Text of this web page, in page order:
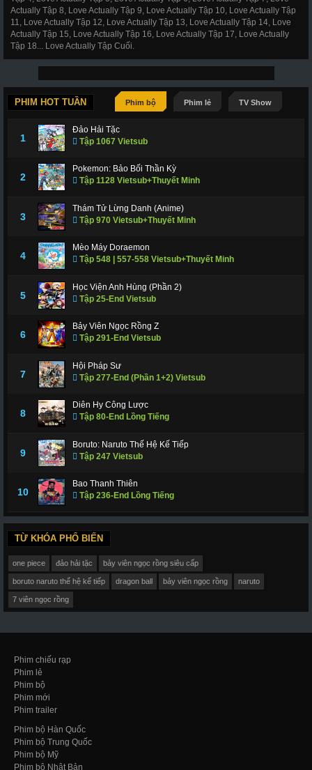
Actually Tập 8, Love Actually Tập 9, Love Actually Tập 10, Love Actually Tập
11, Love Actually Tập 12, Love Actually Tập 13, Love Actually Tập 14, Love
Actually Tập 15, Love Actually Tập 16, Love Actually Tập 17, Love Actually
Tập 18... Love Actually Tập Cuối.
PHIM HOT TUẦN Phim bộ Phim lẻ TV Show
1
Đảo Hải Tặc
Tập 1067 Vietsub
2
Pokemon: Bảo Bối Thần Kỳ
Tập 1128 Vietsub+Thuyết Minh
3
Thám Tử Lừng Danh (Anime)
Tập 970 Vietsub+Thuyết Minh
4
Mèo Máy Doraemon
Tập 548 | 557-558 Vietsub+Thuyết Minh
5
Học Viện Anh Hùng (Phần 2)
Tập 25-End Vietsub
6
Bảy Viên Ngọc Rồng Z
Tập 291-End Vietsub
7
Hội Pháp Sư
Tập 277-End (Phần 1+2) Vietsub
8
Diên Hy Công Lược
Tập 80-End Lồng Tiếng
9
Boruto: Naruto Thế Hệ Kế Tiếp
Tập 247 Vietsub
10
Bao Thanh Thiên
Tập 236-End Lồng Tiếng
TỪ KHÓA PHỔ BIẾN
one piece đảo hải tặc bảy viên ngọc rồng siêu cấp
boruto naruto thế hệ kế tiếp dragon ball bảy viên ngọc rồng naruto
7 viên ngọc rồng
Phim chiếu rạp
Phim lẻ
Phim bộ
Phim mới
Phim trailer
Phim bộ Hàn Quốc
Phim bộ Trung Quốc
Phim bộ Mỹ
Phim bộ Nhật Bản